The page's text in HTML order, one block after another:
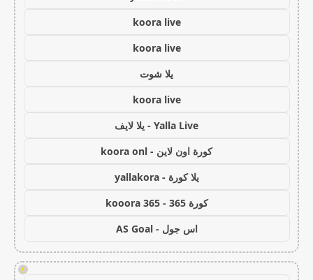
koora live
koora live
يلا شوت
koora live
Yalla Live - يلا لايف
كورة اون لاين - koora onl
يلا كورة - yallakora
كورة 365 - kooora 365
اس جول - AS Goal
!